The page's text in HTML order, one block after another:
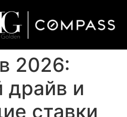
2026:
драйв и
ставки